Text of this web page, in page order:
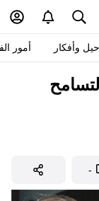
حيل وأفكار أمور
-